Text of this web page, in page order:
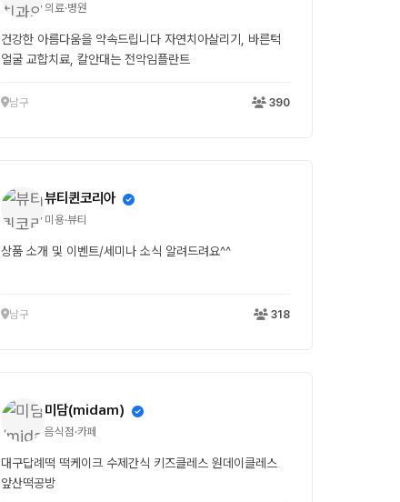
의료·병원
건강한 아름다움을 약속드립니다 자연치아살리기, 바른턱
얼굴 교합치료, 칼안대는 전악임플란트
남구 390
뷰티퀸코리아
미용·뷰티
상품 소개 및 이벤트/세미나 소식 알려드려요^^
남구 318
미담(midam)
음식점·카페
대구답례떡 떡케이크 수제간식 키즈클레스 원데이클레스
앞산떡공방